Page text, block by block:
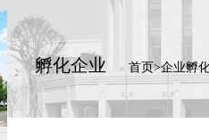
孵化企业 首页>企业孵